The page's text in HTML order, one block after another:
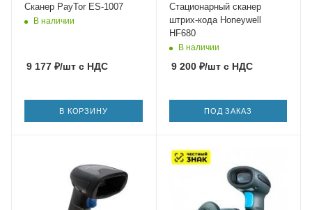
Сканер PayTor ES-1007
В наличии
9 177 ₽/шт с НДС
В КОРЗИНУ
Стационарный сканер
штрих-кода Honeywell
HF680
В наличии
9 200₽/штс НДС
ПОД ЗАКАЗ